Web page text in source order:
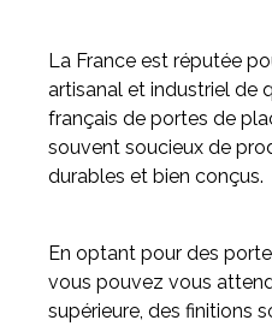
La France est réputée
artisanal et industriel de
français de portes de
souvent soucieux de
durables et bien conçus.
En optant pour des
vous pouvez vous
supérieure, des finitions